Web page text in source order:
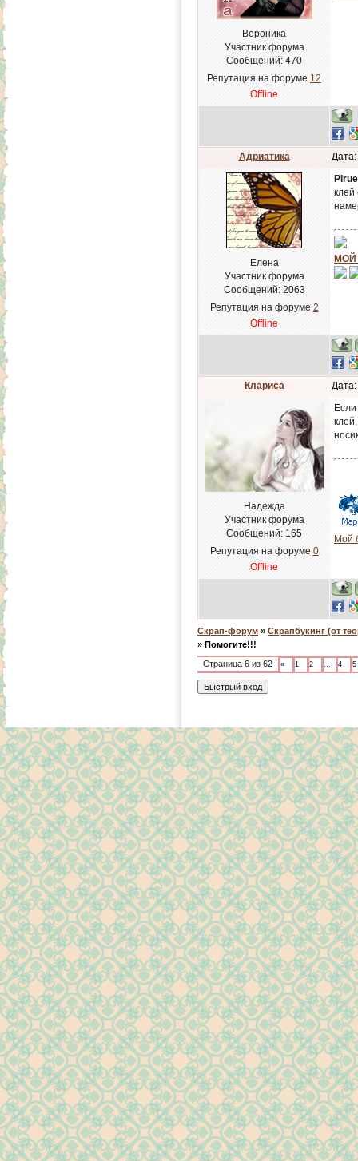
Вероника
Участник форума
Сообщений: 470
Репутация на форуме 12
Offline
Адриатика
Елена
Участник форума
Сообщений: 2063
Репутация на форуме 2
Offline
клей
МОЙ
Клариса
Надежда
Участник форума
Сообщений: 165
Репутация на форуме 0
Offline
Мой
Скрап-форум » Скрапбукинг (от
» Помогите!!!
Страница 6 из 62 « 1 2 … 4 5